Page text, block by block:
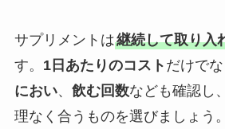
サプリメントは継続して取り入
す。 1日あたりのコスト だけでな
におい、 飲む回数なども確認し
理なく合うものを選びましょう。